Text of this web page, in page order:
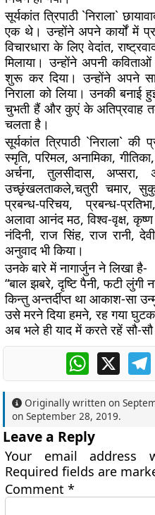
सूर्यकांत त्रिपाठी `निराला`
एक थे। उन्होंने अपने कार्यों में
विचारधारा के लिए वेदांत,
मिलाया। उन्होंने अपनी
शुरू कर दिया। उन्होंने अपने
निराला को लिया। उनकी
चुभती हैं और कुएं के अतिप्रवाह
चलता है।
सूर्यकांत त्रिपाठी `निराला`
स्मृति, परिमल, अनामिका,
अर्चना, तुलसीदास, अप्सरा,
उच्छृंखलताकले,चतुरी चमार,
प्रबन्ध-परिचय, प्रबन्ध-
अलावा आनंद मठ, विश्व-वृक्ष,
नंदिनी, राज सिंह, राज रानी,
अनुवाद भी किया।
उनके बारे में नागार्जुन ने लिखा है-
“बाल झबरे, दृष्टि पैनी, फटी लुंगी
किन्तु अन्तर्दीप्‍त था आकाश-सा
उसे मरने दिया हमने, रह गया
अब भले ही याद में करते रहें सौ-
WhatsApp
X
Originally written on
onSeptember 28, 2019.
Leave a Reply
Your email address
Required fields are
Comment*